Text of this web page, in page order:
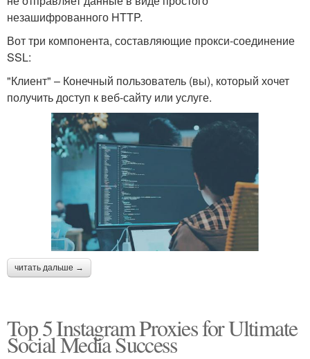
незашифрованного HTTP.
Вот три компонента, составляющие прокси-соединение
SSL:
"Клиент" – Конечный пользователь (вы), который хочет
получить доступ к веб-сайту или услуге.
читать дальше →
Top 5 Instagram Proxies for Ultimate
Social Media Success